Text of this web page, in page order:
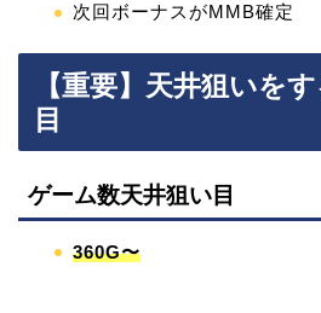
次回ボーナスがMMB確定
【重要】天井狙いを
目
ゲーム数天井狙い目
360G〜